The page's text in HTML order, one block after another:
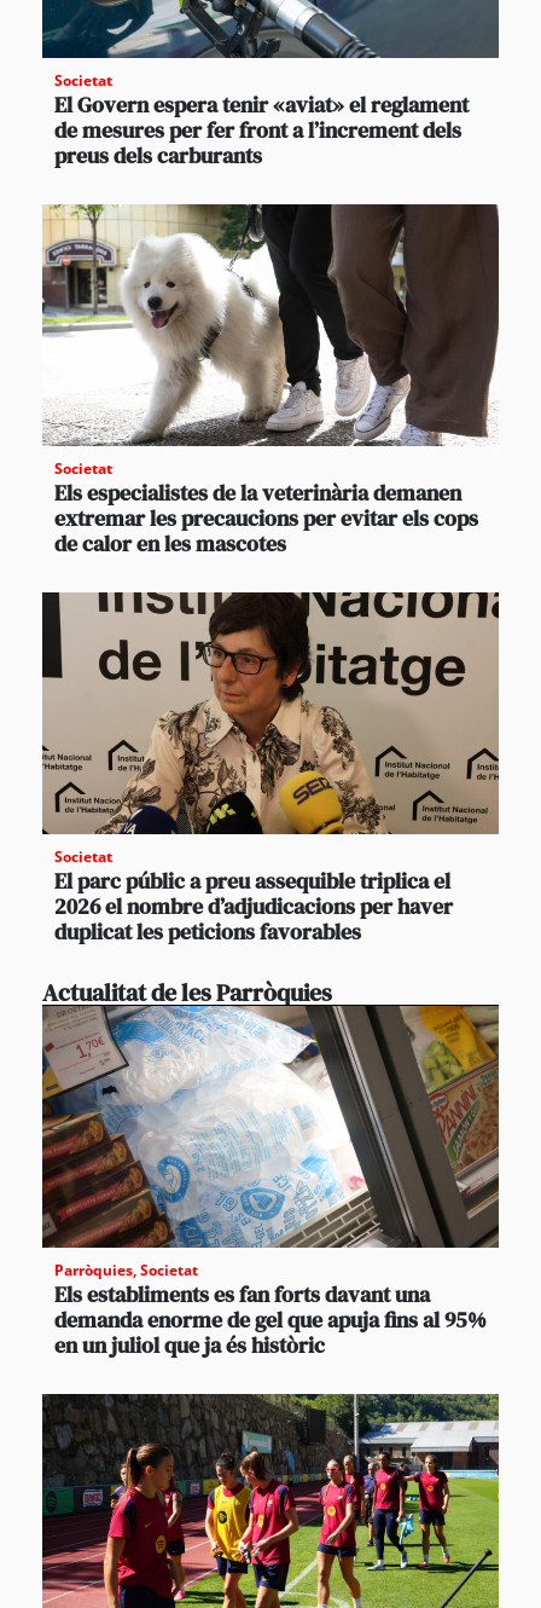
Societat
El Govern espera tenir «aviat» el reglament
de mesures per fer front a l’increment dels
preus dels carburants
Societat
Els especialistes de la veterinària demanen
extremar les precaucions per evitar els cops
de calor en les mascotes
Societat
El parc públic a preu assequible triplica el
2026 el nombre d’adjudicacions per haver
duplicat les peticions favorables
Actualitat de les Parròquies
Parròquies,Societat
Els establiments es fan forts davant una
demanda enorme de gel que apuja fins al 95%
en un juliol que ja és històric